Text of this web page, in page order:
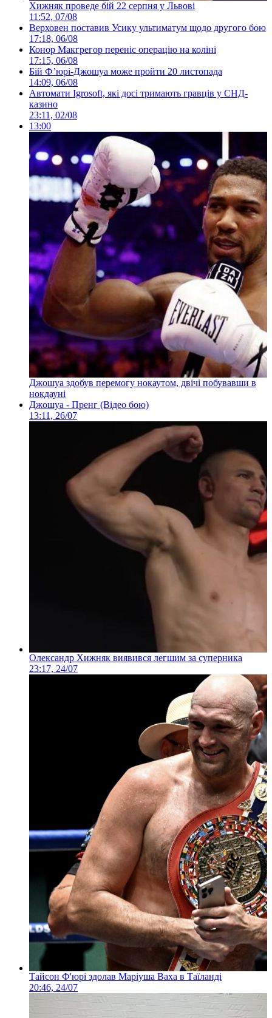
Хижняк проведе бій 22 серпня у Львові
11:52, 07/08
Верховен поставив Усику ультиматум щодо другого бою
17:18, 06/08
Конор Макгрегор переніс операцію на коліні
17:15, 06/08
Бій Ф’юрі-Джошуа може пройти 20 листопада
14:09, 06/08
Автомати Igrosoft, які досі тримають гравців у СНД-
казино
23:11, 02/08
13:00
Джошуа здобув перемогу нокаутом, двічі побувавши в
нокдауні
Джошуа - Пренг (Відео бою)
13:11, 26/07
Олександр Хижняк виявився легшим за суперника
23:17, 24/07
Тайсон Ф'юрі здолав Маріуша Ваха в Таїланді
20:46, 24/07